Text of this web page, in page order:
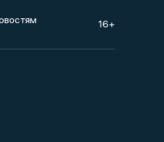
16+